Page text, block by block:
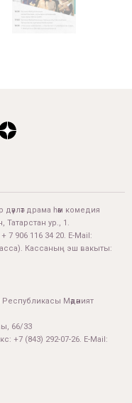
драма һәм комедия
Татарстан ур., 1.
7 906 116 34 20. E-Mail:
Кассаның эш вакыты:
Республикасы Мәдәният
66/33
+7 (843) 292-07-26. E-Mail: